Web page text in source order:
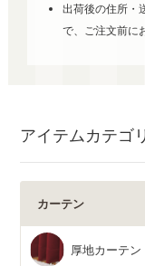
出荷後の住所・
で、ご注文前に
アイテムカテゴ
カーテン
厚地カーテン